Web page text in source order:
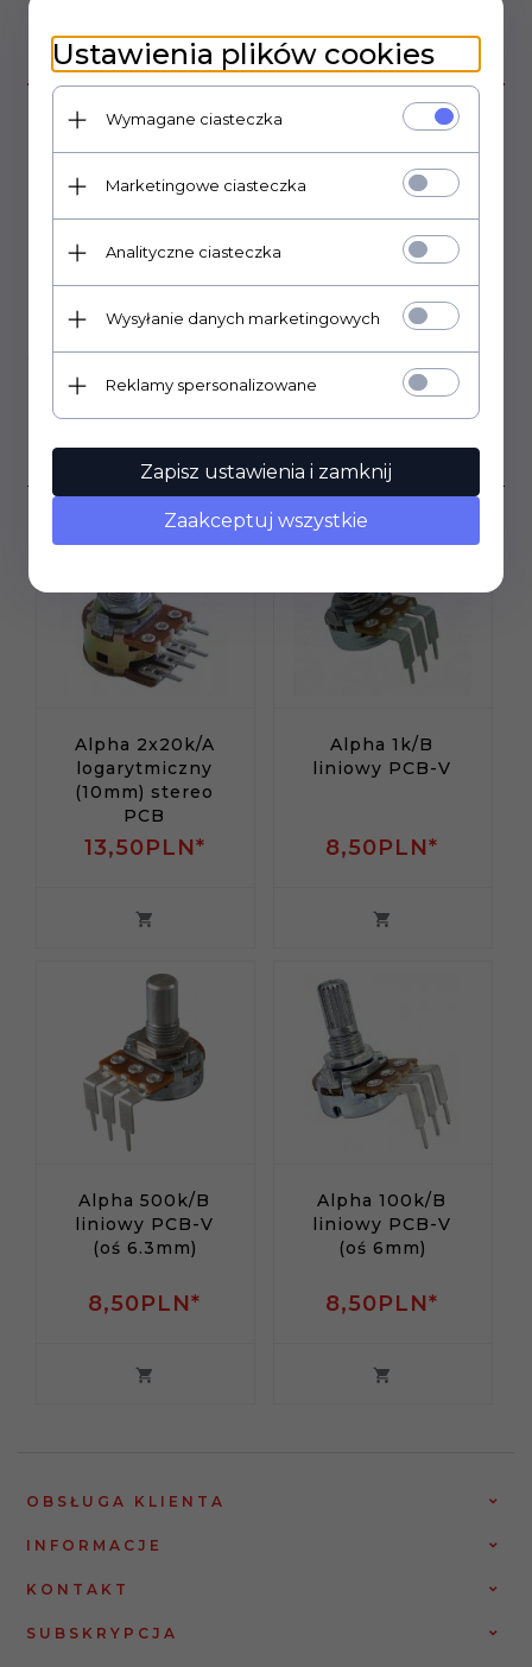
OPIS PRODUKTU
Potencjometr ALPHA seria 16mm PCB montaż pionowy.
długość gwintu 7mm,
OPINIE KLIENTÓW
Klienci, którzy kupili ten
produkt wybrali również...
Alpha 2x20k/A
logarytmiczny
(10mm) stereo
PCB
13,50PLN*
Alpha 1k/B
liniowy PCB-V
8,50PLN*
Alpha 500k/B
liniowy PCB-V
(oś 6.3mm)
8,50PLN*
Alpha 100k/B
liniowy PCB-V
(oś 6mm)
8,50PLN*
OBSŁUGA KLIENTA
INFORMACJE
KONTAKT
SUBSKRYPCJA
Ustawienia plików cookies
Wymagane ciasteczka
Marketingowe ciasteczka
Analityczne ciasteczka
Wysyłanie danych marketingowych
Reklamy spersonalizowane
Zapisz ustawienia i zamknij
Zaakceptuj wszystkie